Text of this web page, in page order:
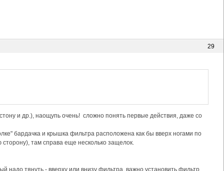
29
и др.), наощупь очень! сложно понять первые действия, даже со
бардачка и крышка фильтра расположена как бы вверх ногами по
сторону), там справа еще несколько защелок.
надо тянуть - вверху или внизу фильтра, важно установить фильтр